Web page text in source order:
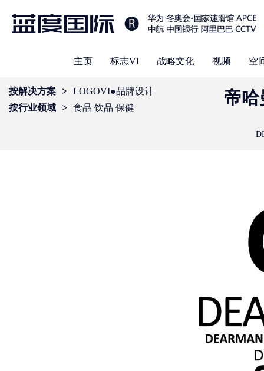
主页 标志VI 战略文化 视频 空
帝哈
按解决方案 > LOGOVI●品牌设计
按行业领域 > 食品 饮品 保健